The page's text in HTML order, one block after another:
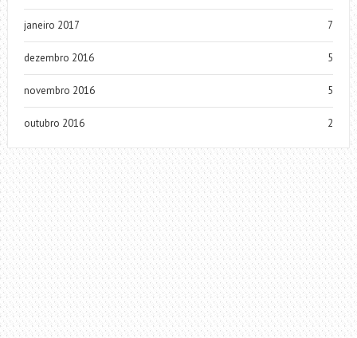
janeiro 2017 7
dezembro 2016 5
novembro 2016 5
outubro 2016 2